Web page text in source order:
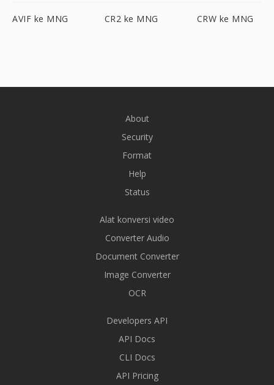
AVIF ke MNG CR2 ke MNG CRW ke MNG
About
Security
Format
Help
Status
Alat konversi video
Converter Audio
Document Converter
Image Converter
OCR
Developers API
API Docs
CLI Docs
API Pricing